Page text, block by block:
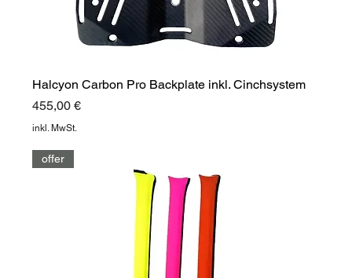
Halcyon Carbon Pro Backplate inkl. Cinchsystem
Preis
455,00 €
inkl. MwSt.
offer